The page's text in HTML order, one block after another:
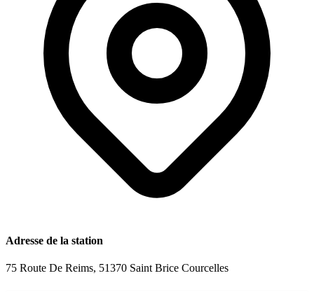
Adresse de la station
75 Route De Reims, 51370 Saint Brice Courcelles